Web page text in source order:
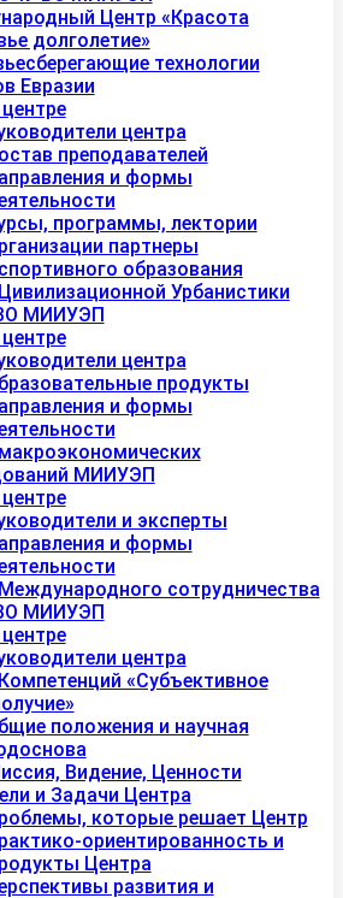
Центр «Красота
долголетие»
технологии
Евразии
центра
преподавателей
и формы
программы, лектории
партнеры
образования
Урбанистики
МИИУЭП
центра
продукты
и формы
МИИУЭП
и эксперты
и формы
сотрудничества
МИИУЭП
центра
«Субъективное
положения и научная
Видение, Ценности
и Задачи Центра
которые решает Центр
ориентированность и
Центра
развития и